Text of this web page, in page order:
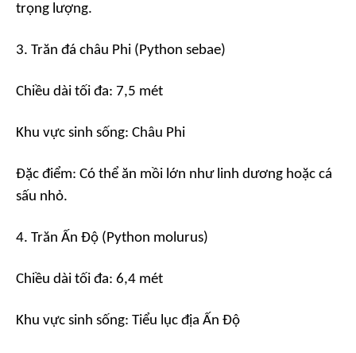
trọng lượng.
3. Trăn đá châu Phi (Python sebae)
Chiều dài tối đa: 7,5 mét
Khu vực sinh sống: Châu Phi
Đặc điểm: Có thể ăn mồi lớn như linh dương hoặc cá
sấu nhỏ.
4. Trăn Ấn Độ (Python molurus)
Chiều dài tối đa: 6,4 mét
Khu vực sinh sống: Tiểu lục địa Ấn Độ